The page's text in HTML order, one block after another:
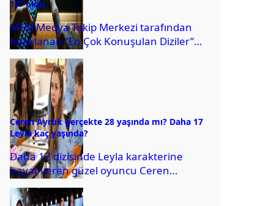
17’’ oldu
MTM Medya Takip Merkezi tarafından
hazırlanan ‘’En Çok Konuşulan Diziler’’
araştırmasının Haziran ayı sonuçları belli
oldu. Buna göre,...
Ceren Ayruk gerçekte 28 yaşında mı? Daha 17
Leyla kaç yaşında?
Daha 17 dizisinde Leyla karakterine
hayat veren güzel oyuncu Ceren
Ayruk’un 23 yaşında olduğu sanılıyordu.
Ancak sosyal medyada...